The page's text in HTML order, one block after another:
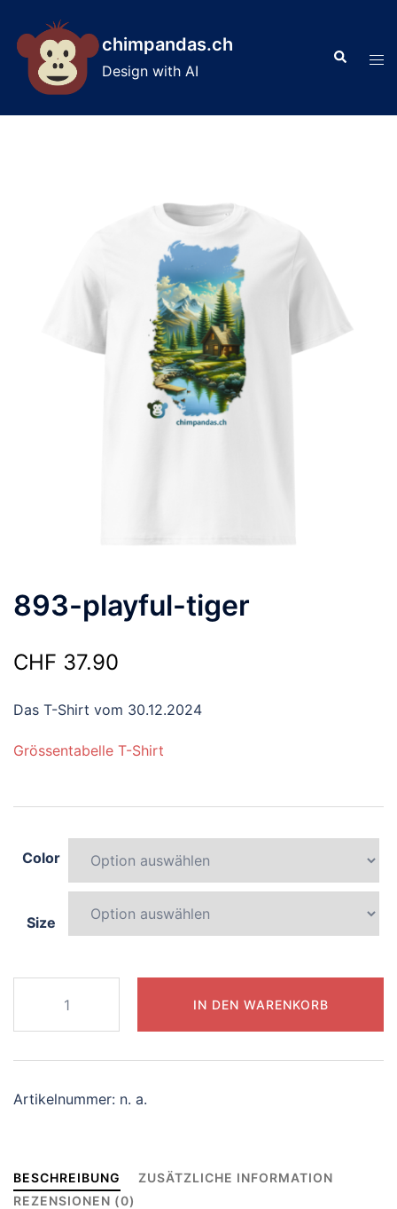
content
chimpandas.ch
Design with AI
Search
893-playful-tiger
CHF 37.90
Das T-Shirt vom 30.12.2024
Grössentabelle T-Shirt
Color
Size
tiger
Menge
IN DEN WARENKORB
Artikelnummer: n. a.
BESCHREIBUNG
ZUSÄTZLICHE INFORMATION
REZENSIONEN (0)